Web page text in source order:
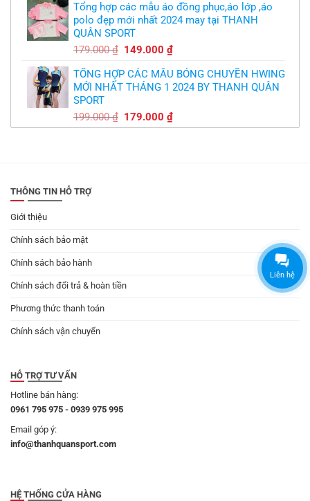
là:
179.000 ₫.
tại
là:
Tổng hợp các mẫu áo đồng phục,áo lớp ,áo
polo đẹp mới nhất 2024 may tại THANH
QUÂN SPORT
179.000₫ Giá
là:
179.000 ₫.
149.000₫Giá
tại
là:
TỔNG HỢP CÁC MẪU BÓNG CHUYỀN HWING
MỚI NHẤT THÁNG 1 2024 BY THANH QUÂN
SPORT
199.000₫ Giá
gốc
179.000₫Giá
hiện
THÔNG TIN HỖ TRỢ
Giới thiệu
Chính sách bảo mật
Chính sách bảo hành
Chính sách đổi trả & hoàn tiền
Phương thức thanh toán
Chính sách vận chuyển
HỖ TRỢ TƯ VẤN
Hotline bán hàng:
0961 795 975 - 0939 975 995
Email góp ý:
info@thanhquansport.com
HỆ THỐNG CỬA HÀNG
Liên hệ